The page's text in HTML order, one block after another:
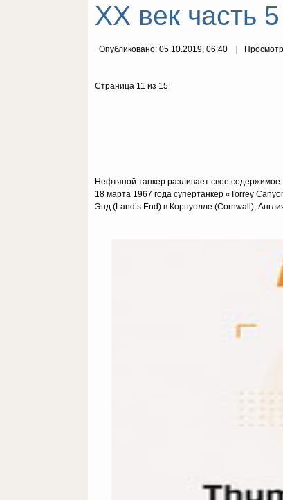
ХХ век часть
Опубликовано: 05.10.2019, 06:40
Страница 11 из 15
Нефтяной танкер разливает свое содержимое
18 марта 1967 года супертанкер «Torrey
Энд (Land’s End) в Корнуолле (Cornwall),